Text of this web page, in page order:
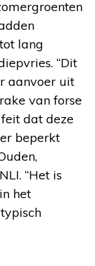
lang
“Dit
aanvoer uit
van forse
dat deze
beperkt
“Het is
het